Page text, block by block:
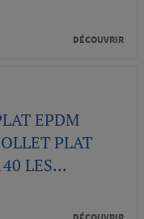
DÉCOUVRIR
EPDM
PLAT
LES...